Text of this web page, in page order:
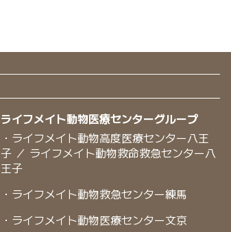
ライフメイト動物医療センターグループ
・ライフメイト動物高度医療センター八王
子 ／ ライフメイト動物救命救急センター八
王子
・ライフメイト動物救急センター練馬
・ライフメイト動物医療センター文京